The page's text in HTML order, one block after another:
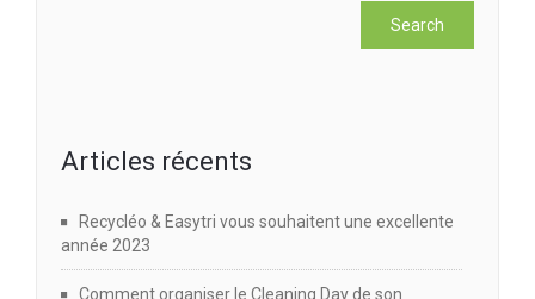
Articles récents
Recycléo & Easytri vous souhaitent une excellente
année 2023
Comment organiser le Cleaning Day de son